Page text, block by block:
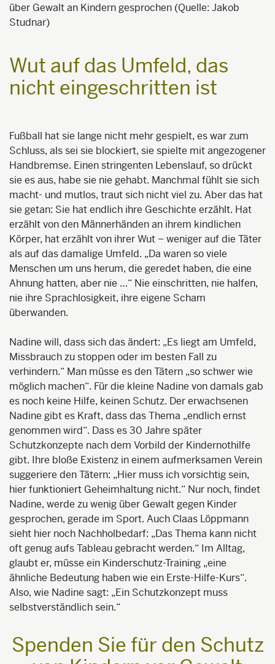
über Gewalt an Kindern gesprochen (Quelle: Jakob
Studnar)
Wut auf das Umfeld, das
nicht eingeschritten ist
Fußball hat sie lange nicht mehr gespielt, es war zum
Schluss, als sei sie blockiert, sie spielte mit angezogener
Handbremse. Einen stringenten Lebenslauf, so drückt
sie es aus, habe sie nie gehabt. Manchmal fühlt sie sich
macht- und mutlos, traut sich nicht viel zu. Aber das hat
sie getan: Sie hat endlich ihre Geschichte erzählt. Hat
erzählt von den Männerhänden an ihrem kindlichen
Körper, hat erzählt von ihrer Wut – weniger auf die Täter
als auf das damalige Umfeld. „Da waren so viele
Menschen um uns herum, die geredet haben, die eine
Ahnung hatten, aber nie …“ Nie einschritten, nie halfen,
nie ihre Sprachlosigkeit, ihre eigene Scham
überwanden.
Nadine will, dass sich das ändert: „Es liegt am Umfeld,
Missbrauch zu stoppen oder im besten Fall zu
verhindern.“ Man müsse es den Tätern „so schwer wie
möglich machen“. Für die kleine Nadine von damals gab
es noch keine Hilfe, keinen Schutz. Der erwachsenen
Nadine gibt es Kraft, dass das Thema „endlich ernst
genommen wird“. Dass es 30 Jahre später
Schutzkonzepte nach dem Vorbild der Kindernothilfe
gibt. Ihre bloße Existenz in einem aufmerksamen Verein
suggeriere den Tätern: „Hier muss ich vorsichtig sein,
hier funktioniert Geheimhaltung nicht.“ Nur noch, findet
Nadine, werde zu wenig über Gewalt gegen Kinder
gesprochen, gerade im Sport. Auch Claas Löppmann
sieht hier noch Nachholbedarf: „Das Thema kann nicht
oft genug aufs Tableau gebracht werden.“ Im Alltag,
glaubt er, müsse ein Kinderschutz-Training „eine
ähnliche Bedeutung haben wie ein Erste-Hilfe-Kurs“.
Also, wie Nadine sagt: „Ein Schutzkonzept muss
selbstverständlich sein.“
Spenden Sie für den Schutz